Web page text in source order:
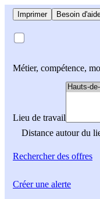
Imprimer Besoin
Métier, compétence,
Lieu de travail
Distance autour du
Rechercherdes offres
Créer une alerte